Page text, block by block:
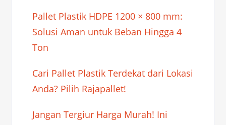
Pallet Plastik HDPE 1200 × 800 mm:
Solusi Aman untuk Beban Hingga 4
Ton
Cari Pallet Plastik Terdekat dari Lokasi
Anda? Pilih Rajapallet!
Jangan Tergiur Harga Murah! Ini